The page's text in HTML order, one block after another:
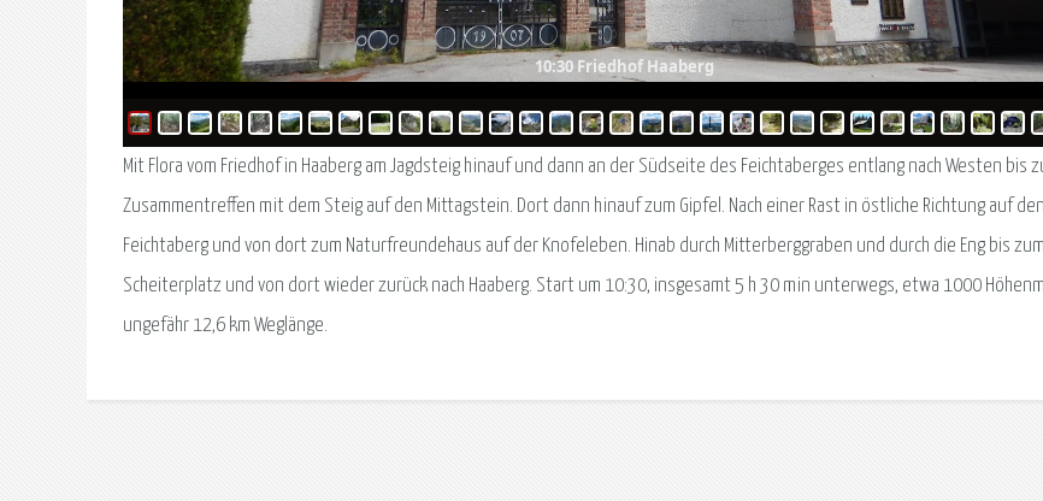
10:30 Friedhof Haaberg
Mit Flora vom Friedhof in Haaberg am Jagdsteig hinauf und dann an der Südseite des Feichtaberges entlang nach Westen bis
Zusammentreffen mit dem Steig auf den Mittagstein. Dort dann hinauf zum Gipfel. Nach einer Rast in östliche Richtung auf den
Feichtaberg und von dort zum Naturfreundehaus auf der Knofeleben. Hinab durch Mitterberggraben und durch die Eng bis zum
Scheiterplatz und von dort wieder zurück nach Haaberg. Start um 10:30, insgesamt 5 h 30 min unterwegs, etwa 1000
ungefähr 12,6 km Weglänge.